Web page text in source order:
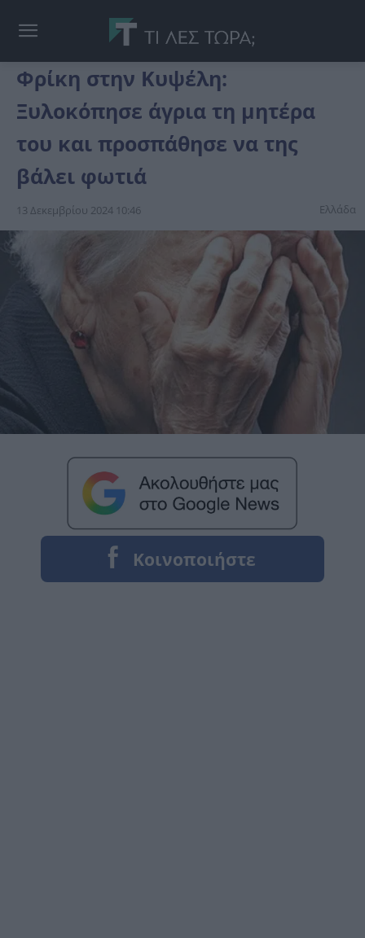
Φρίκη στην Κυψέλη:
Ξυλοκόπησε άγρια τη μητέρα
του και προσπάθησε να της
βάλει φωτιά
13 Δεκεμβρίου 2024 10:46 Ελλάδα